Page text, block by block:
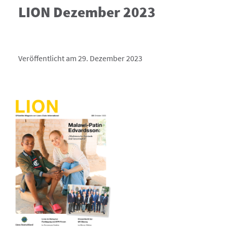
LION Dezember 2023
Veröffentlicht am 29. Dezember 2023